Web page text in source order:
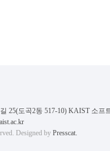
25(도곡2동 517-10) KAIST 소프
Designed by Presscat.